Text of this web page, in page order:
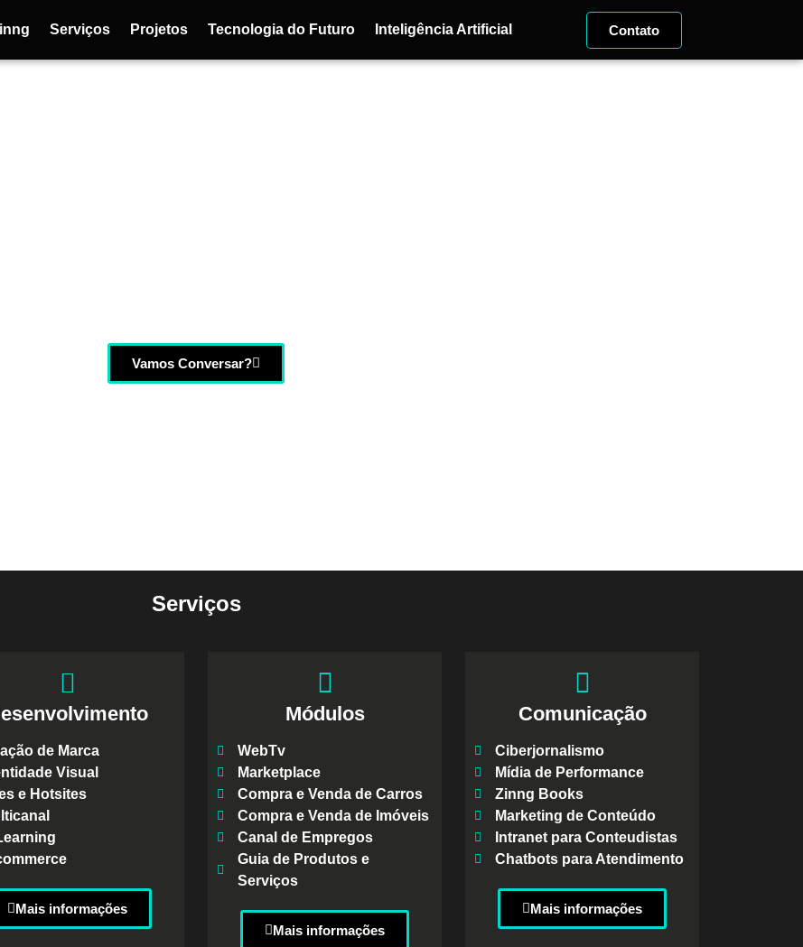
Serviços Projetos Tecnologia do Futuro Inteligência Artificial Contato
Vamos Conversar?
Serviços
de Marca
Visual
e Hotsites
Mais informações
Módulos
WebTv
Marketplace
Compra e Venda de Carros
Compra e Venda de Imóveis
Canal de Empregos
Guia de Produtos e
Serviços
Mais informações
Comunicação
Ciberjornalismo
Mídia de Performance
Zinng Books
Marketing de Conteúdo
Intranet para Conteudistas
Chatbots para Atendimento
Mais informações